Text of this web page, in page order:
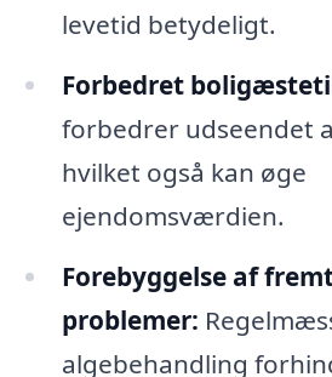
levetid betydeligt.
Forbedret
forbedrer udseendet
hvilket også kan øge
ejendomsværdien.
Forebyggelse af
problemer:
algebehandling